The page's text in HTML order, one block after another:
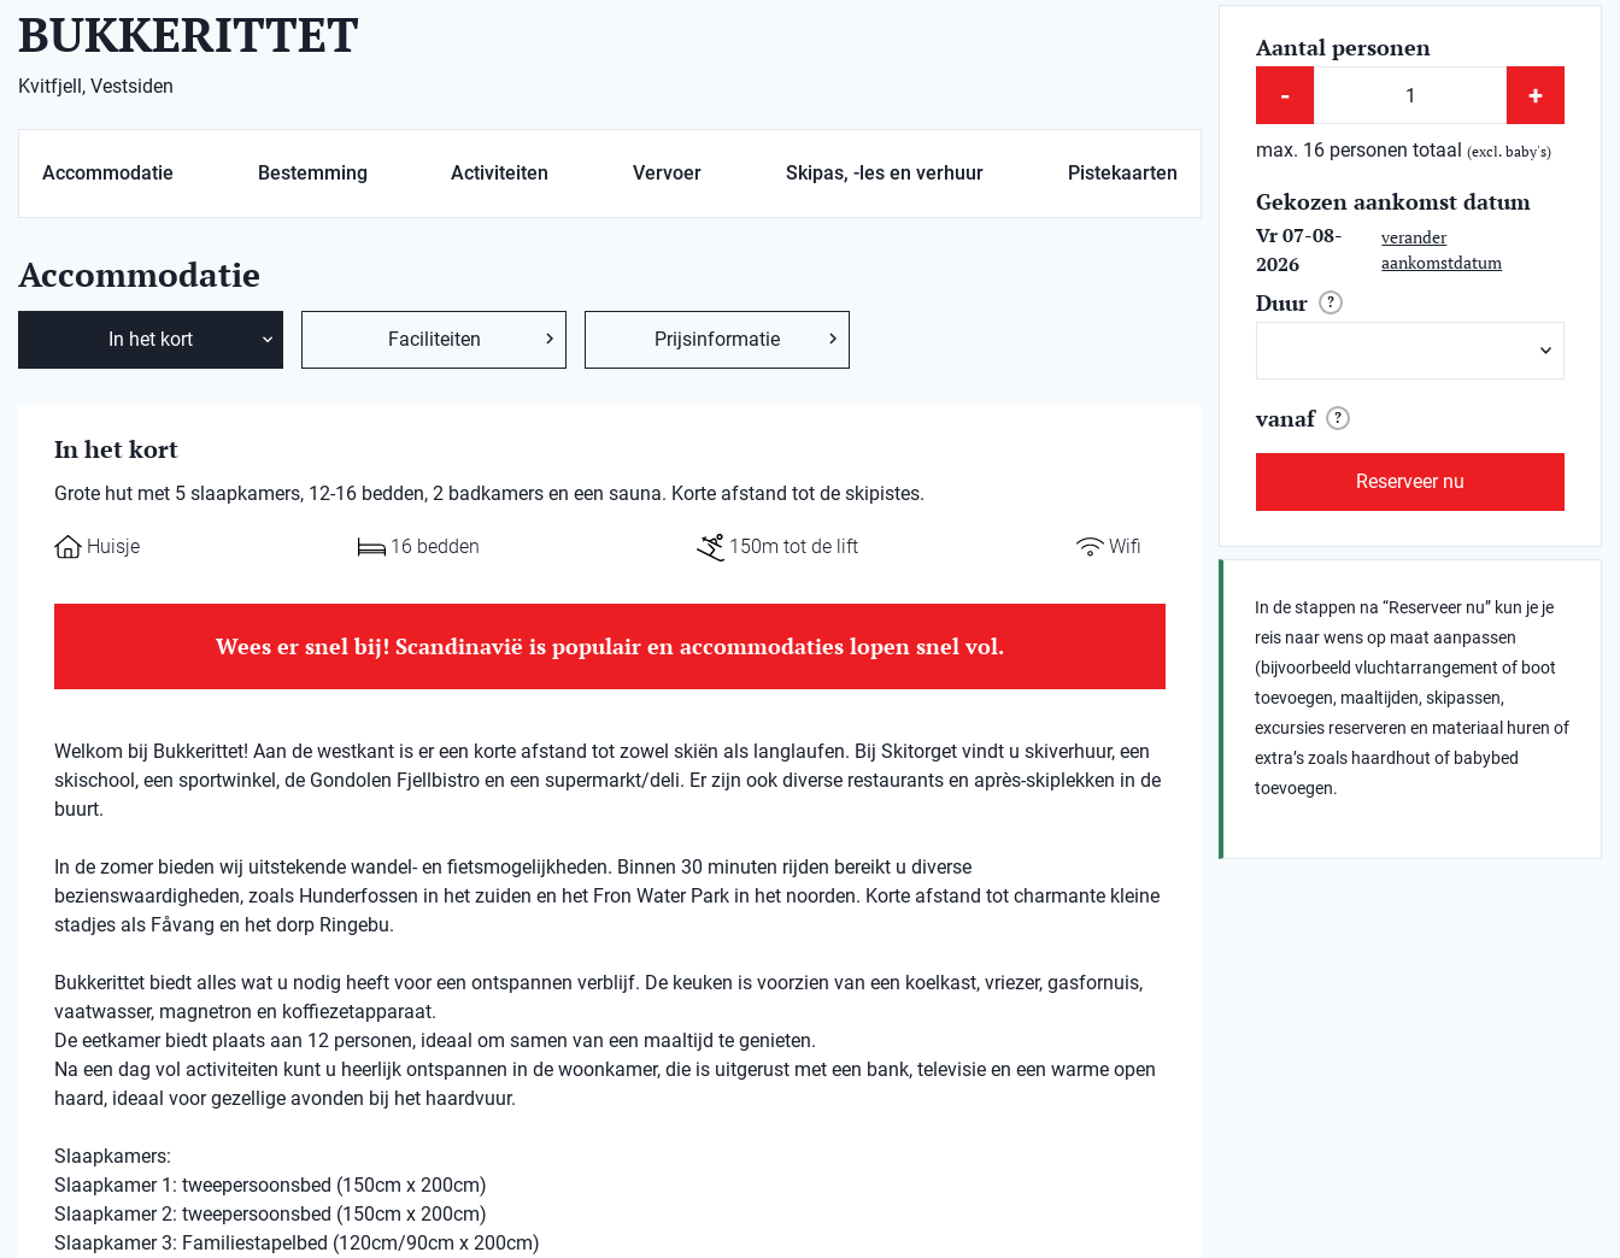
BUKKERITTET
Kvitfjell, Vestsiden
Accommodatie Bestemming Activiteiten Vervoer Skipas, -les en verhuur Pistekaarten
Accommodatie
In het kort Faciliteiten Prijsinformatie
In het kort
Grote hut met 5 slaapkamers, 12-16 bedden, 2 badkamers en een sauna. Korte afstand tot de skipistes.
Huisje 16 bedden 150m tot de lift Wifi
Wees er snel bij! Scandinavië is populair en accommodaties lopen snel vol.
Welkom bij Bukkerittet! Aan de westkant is er een korte afstand tot zowel skiën als langlaufen. Bij Skitorget vindt u skiverhuur, een
skischool, een sportwinkel, de Gondolen Fjellbistro en een supermarkt/deli. Er zijn ook diverse restaurants en après-skiplekken in de
buurt.
In de zomer bieden wij uitstekende wandel- en fietsmogelijkheden. Binnen 30 minuten rijden bereikt u diverse
bezienswaardigheden, zoals Hunderfossen in het zuiden en het Fron Water Park in het noorden. Korte afstand tot charmante kleine
stadjes als Fåvang en het dorp Ringebu.
Bukkerittet biedt alles wat u nodig heeft voor een ontspannen verblijf. De keuken is voorzien van een koelkast, vriezer, gasfornuis,
vaatwasser, magnetron en koffiezetapparaat.
De eetkamer biedt plaats aan 12 personen, ideaal om samen van een maaltijd te genieten.
Na een dag vol activiteiten kunt u heerlijk ontspannen in de woonkamer, die is uitgerust met een bank, televisie en een warme open
haard, ideaal voor gezellige avonden bij het haardvuur.
Slaapkamers:
Slaapkamer 1: tweepersoonsbed (150cm x 200cm)
Slaapkamer 2: tweepersoonsbed (150cm x 200cm)
Slaapkamer 3: Familiestapelbed (120cm/90cm x 200cm)
Aantal personen
- +
max. 16 personen totaal(excl. baby's)
Gekozen aankomst datum
Vr 07-08-
2026
verander
aankomstdatum
Duur ?
vanaf ?
Reserveer nu
In de stappen na “Reserveer nu” kun je je
reis naar wens op maat aanpassen
(bijvoorbeeld vluchtarrangement of boot
toevoegen, maaltijden, skipassen,
excursies reserveren en materiaal huren of
extra’s zoals haardhout of babybed
toevoegen.